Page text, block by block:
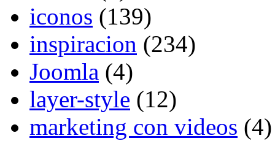
iconos (139)
inspiracion (234)
Joomla (4)
layer-style (12)
marketing con videos (4)